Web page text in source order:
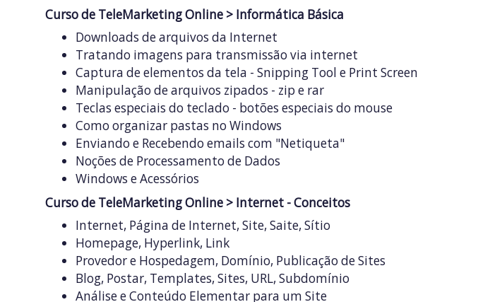
Curso de TeleMarketing Online > Informática Básica
Downloads de arquivos da Internet
Tratando imagens para transmissão via internet
Captura de elementos da tela - Snipping Tool e Print Screen
Manipulação de arquivos zipados - zip e rar
Teclas especiais do teclado - botões especiais do mouse
Como organizar pastas no Windows
Enviando e Recebendo emails com "Netiqueta"
Noções de Processamento de Dados
Windows e Acessórios
Curso de TeleMarketing Online > Internet - Conceitos
Internet, Página de Internet, Site, Saite, Sítio
Homepage, Hyperlink, Link
Provedor e Hospedagem, Domínio, Publicação de Sites
Blog, Postar, Templates, Sites, URL, Subdomínio
Análise e Conteúdo Elementar para um Site